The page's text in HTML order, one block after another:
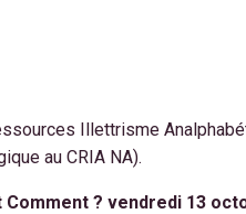
Illettrisme
au CRIA NA).
? vendredi 13